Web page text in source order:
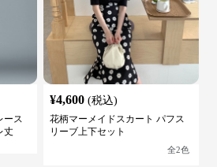
ース
丈
¥4,600 (税込)
花柄マーメイドスカート パフス
リーブ上下セット
全2色